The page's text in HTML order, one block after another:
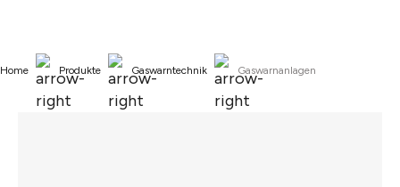
Home Produkte Gaswarntechnik Gaswarnanlagen